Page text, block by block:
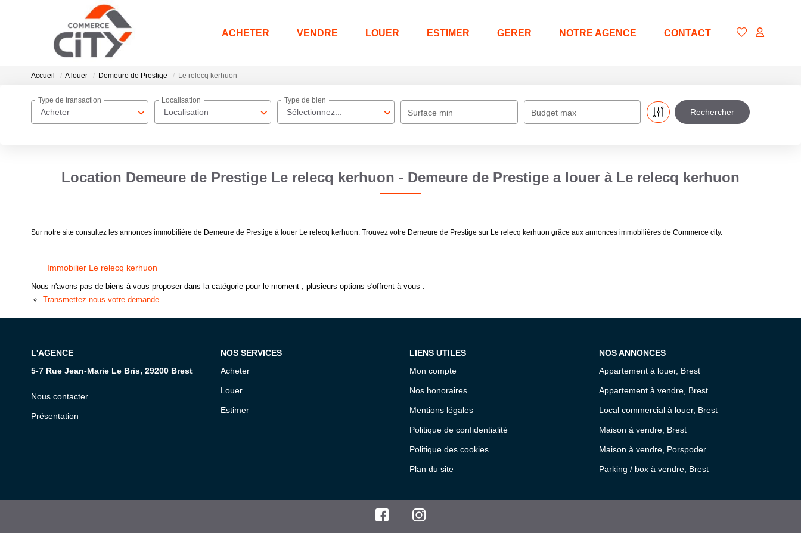
ACHETER VENDRE LOUER ESTIMER GERER NOTRE AGENCE CONTACT
Accueil A louer Demeure de Prestige Le relecq kerhuon
Acheter
Type de transaction
Localisation
Localisation
Sélectionnez...
Type de bien
Surface min Budget max
Location Demeure de Prestige Le relecq kerhuon - Demeure de Prestige a louer à Le relecq kerhuon
Sur notre site consultez les annonces immobilière de Demeure de Prestige à louer Le relecq kerhuon. Trouvez votre Demeure de Prestige sur Le relecq kerhuon grâce aux annonces immobilières de Commerce city.
Immobilier Le relecq kerhuon
Nous n'avons pas de biens à vous proposer dans la catégorie pour le moment , plusieurs options s'offrent à vous :
Transmettez-nous votre demande
L'AGENCE
5-7 Rue Jean-Marie Le Bris, 29200 Brest
Nous contacter
Présentation
NOS SERVICES
Acheter
Louer
Estimer
LIENS UTILES
Mon compte
Nos honoraires
Mentions légales
Politique de confidentialité
Politique des cookies
Plan du site
NOS ANNONCES
Appartement à louer, Brest
Appartement à vendre, Brest
Local commercial à louer, Brest
Maison à vendre, Brest
Maison à vendre, Porspoder
Parking / box à vendre, Brest